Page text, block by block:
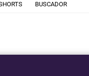
BUSCADOR